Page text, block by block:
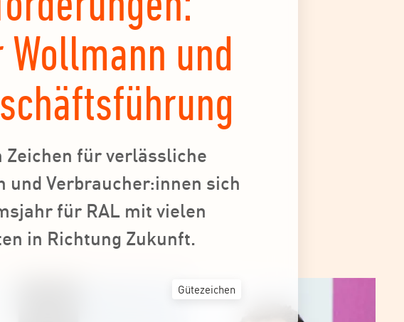
und
Zeichen für verlässliche
und Verbraucher:innen sich
für RAL mit vielen
in Richtung Zukunft.
Gütezeichen